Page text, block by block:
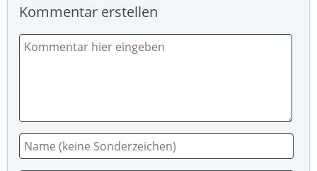
Kommentar erstellen